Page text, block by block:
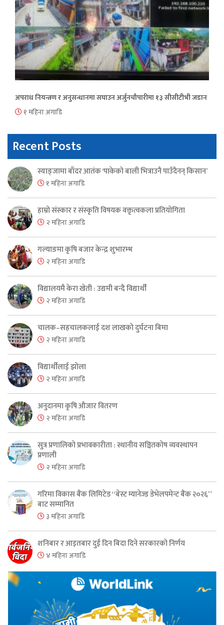
अपराध नियन्त्रण र अनुसन्धानमा सघाउन अर्जुनचौपारीमा १३ सीसीटीभी जडान
१ महिना अगाडि
Recent Posts
स्याङ्जामा बाँदर आतंक ‘पाकेको बाली भित्राउनै पाउँदैनन् किसान’
१ महिना अगाडि
हाम्रो संस्कार र संस्कृति विषयक वक्तृत्वकला प्रतियोगिता
२ महिना अगाडि
गल्याङमा कृषि बजार केन्द्र शुभारम्भ
२ महिना अगाडि
विद्यालयमै केरा खेती : उद्यमी बन्दै विद्यार्थी
२ महिना अगाडि
चालक–सहचालकलाई दश लाखको दुर्घटना बिमा
२ महिना अगाडि
विद्यार्थीलाई झोला
२ महिना अगाडि
अनुदानमा कृषि औजार वितरण
२ महिना अगाडि
सुत्र प्रणालिको प्रभावकारीता : स्थानीय सञ्चितकोष व्यवस्थापन
प्रणाली
२ महिना अगाडि
गरिमा विकास बैंक लिमिटेड “बेस्ट म्यानेज्ड डेभेलपमेन्ट बैंक २०२६”
बाट सम्मानित
३ महिना अगाडि
शनिबार र आइतबार दुई दिन बिदा दिने सरकारको निर्णय
४ महिना अगाडि